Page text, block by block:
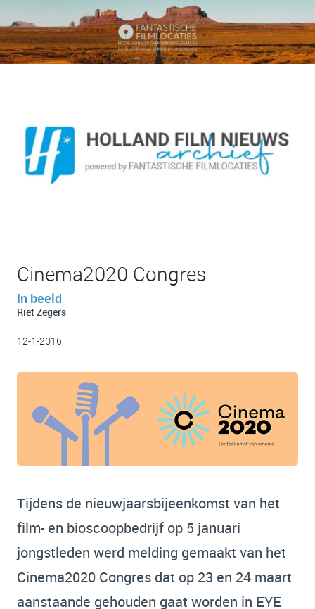
Cinema2020 Congres
In beeld
Riet Zegers
12-1-2016
Tijdens de nieuwjaarsbijeenkomst van het
film- en bioscoopbedrijf op 5 januari
jongstleden werd melding gemaakt van het
Cinema2020 Congres dat op 23 en 24 maart
aanstaande gehouden gaat worden in EYE